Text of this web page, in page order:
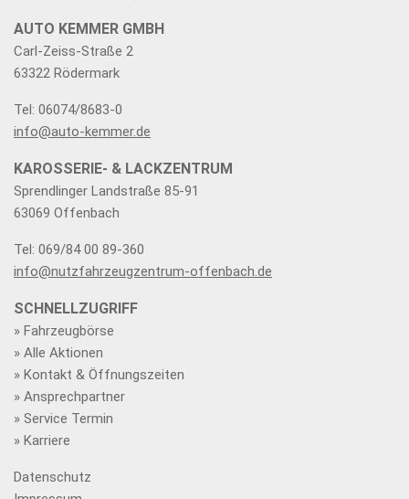
AUTO KEMMER GMBH
Carl-Zeiss-Straße 2
63322 Rödermark
Tel: 06074/8683-0
info@auto-kemmer.de
KAROSSERIE- & LACKZENTRUM
Sprendlinger Landstraße 85-91
63069 Offenbach
Tel: 069/84 00 89-360
info@nutzfahrzeugzentrum-offenbach.de
SCHNELLZUGRIFF
» Fahrzeugbörse
» Alle Aktionen
» Kontakt & Öffnungszeiten
» Ansprechpartner
» Service Termin
» Karriere
Datenschutz